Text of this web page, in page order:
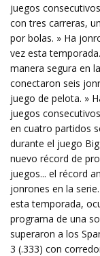
juegos
con tres carreras,
por bolas. » Ha
vez esta
manera segura en
conectaron seis
juego de pelota. »
juegos
en cuatro partidos
durante el juego
nuevo récord de
juegos... el récord
jonrones en la
esta temporada,
programa de una
superaron a los
3 (.333) con